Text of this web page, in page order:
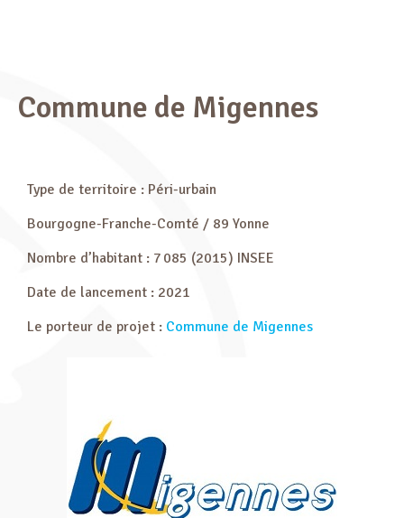
Commune de Migennes
Type de territoire : Péri-urbain
Bourgogne-Franche-Comté / 89 Yonne
Nombre d’habitant : 7 085 (2015) INSEE
Date de lancement : 2021
Le porteur de projet : Commune de Migennes